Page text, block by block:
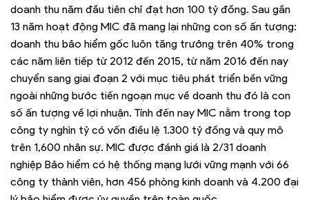
doanh thu năm đầu tiên chỉ đạt hơn 100 tỷ đồng. Sau gần
13 năm hoạt động MIC đã mang lại những con số ấn tượng:
doanh thu bảo hiểm gốc luôn tăng trưởng trên 40% trong
các năm liên tiếp từ 2012 đến 2015, từ năm 2016 đến nay
chuyển sang giai đoạn 2 với mục tiêu phát triển bền vững
ngoài những bước tiến ngoạn mục về doanh thu đó là con
số ấn tượng về lợi nhuận. Tính đến nay MIC nằm trong top
công ty nghìn tỷ có vốn điều lệ 1.300 tỷ đồng và quy mô
trên 1,600 nhân sự. MIC được đánh giá là 2/31 doanh
nghiệp Bảo hiểm có hệ thống mạng lưới vững mạnh với 66
công ty thành viên, hơn 456 phòng kinh doanh và 4.200 đại